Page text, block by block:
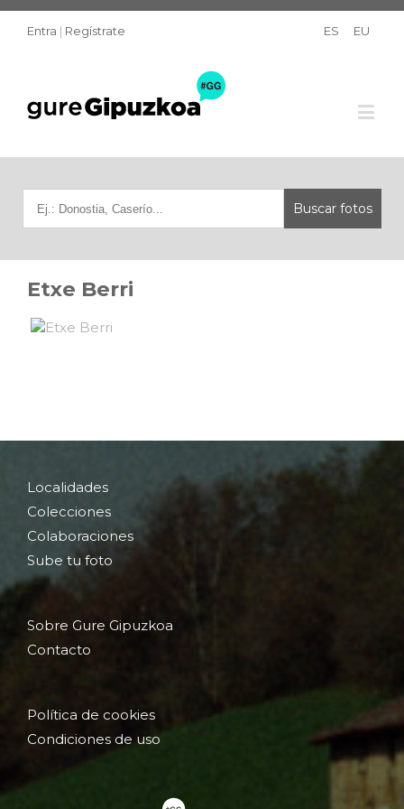
Entra | Regístrate ES EU
Etxe Berri
Localidades
Colecciones
Colaboraciones
Sube tu foto
Sobre Gure Gipuzkoa
Contacto
Política de cookies
Condiciones de uso